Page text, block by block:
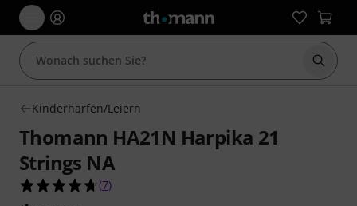
Suche
Kinderharfen/Leiern
Thomann HA21N Harpika 21
Strings NA
4.7 von 5 Sternen aus 7 Kundenbewertungen
(7)